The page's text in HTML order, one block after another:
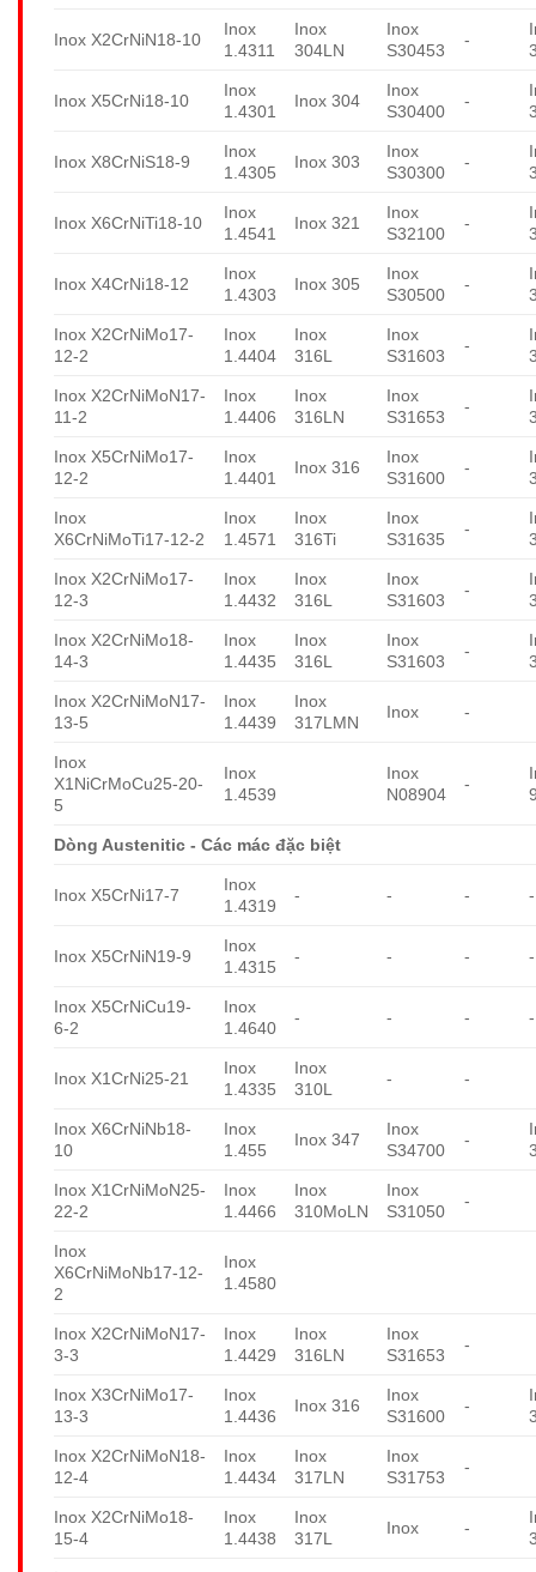
Inox X2CrNiN18-10
Inox
1.4311
Inox
304LN
Inox
S30453
-
Inox X5CrNi18-10
Inox
1.4301
Inox 304
Inox
S30400
-
Inox X8CrNiS18-9
Inox
1.4305
Inox 303
Inox
S30300
-
Inox X6CrNiTi18-10
Inox
1.4541
Inox 321
Inox
S32100
-
Inox X4CrNi18-12
Inox
1.4303
Inox 305
Inox
S30500
-
Inox X2CrNiMo17-
12-2
Inox
1.4404
Inox
316L
Inox
S31603
-
Inox X2CrNiMoN17-
11-2
Inox
1.4406
Inox
316LN
Inox
S31653
-
Inox X5CrNiMo17-
12-2
Inox
1.4401
Inox 316
Inox
S31600
-
Inox
X6CrNiMoTi17-12-2
Inox
1.4571
Inox
316Ti
Inox
S31635
-
Inox X2CrNiMo17-
12-3
Inox
1.4432
Inox
316L
Inox
S31603
-
Inox X2CrNiMo18-
14-3
Inox
1.4435
Inox
316L
Inox
S31603
-
Inox X2CrNiMoN17-
13-5
Inox
1.4439
Inox
317LMN
Inox -
Inox
X1NiCrMoCu25-20-
5
Inox
1.4539
Inox
N08904
-
Dòng Austenitic - Các mác đặc biệt
Inox X5CrNi17-7
Inox
1.4319
- - - -
Inox X5CrNiN19-9
Inox
1.4315
- - - -
Inox X5CrNiCu19-
6-2
Inox
1.4640
- - - -
Inox X1CrNi25-21
Inox
1.4335
Inox
310L
- -
Inox X6CrNiNb18-
10
Inox
1.455
Inox 347
Inox
S34700
-
Inox X1CrNiMoN25-
22-2
Inox
1.4466
Inox
310MoLN
Inox
S31050
-
Inox
X6CrNiMoNb17-12-
2
Inox
1.4580
Inox X2CrNiMoN17-
3-3
Inox
1.4429
Inox
316LN
Inox
S31653
-
Inox X3CrNiMo17-
13-3
Inox
1.4436
Inox 316
Inox
S31600
-
Inox X2CrNiMoN18-
12-4
Inox
1.4434
Inox
317LN
Inox
S31753
-
Inox X2CrNiMo18-
15-4
Inox
1.4438
Inox
317L
Inox -